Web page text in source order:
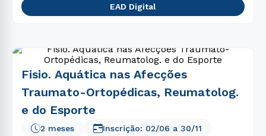
EAD Digital
Fisio. Aquática nas Afecções
Traumato-Ortopédicas, Reumatolog.
e do Esporte
2 meses Inscrição: 02/06 a 30/11